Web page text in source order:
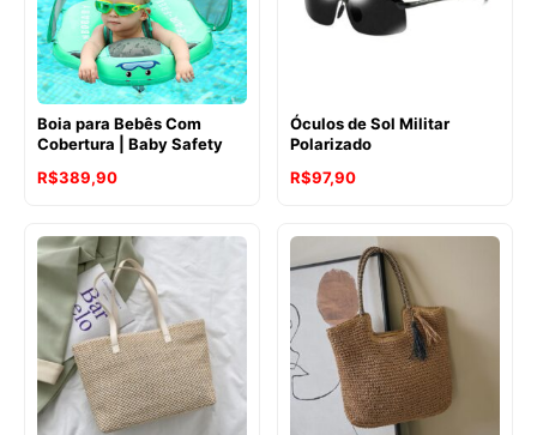
Boia para Bebês Com
Cobertura | Baby Safety
R$389,90
Óculos de Sol Militar
Polarizado
R$97,90